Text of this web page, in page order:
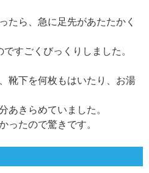
たら、急に足先があたたかく
すごくびっくりしました。
靴下を何枚もはいたり、お湯
あきらめていました。
ったので驚きです。